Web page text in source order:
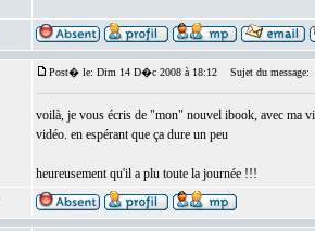
Post� le: Dim 14 D�c 2008 à 18:12 Sujet du message:
voilà, je vous écris de "mon" nouvel ibook, avec ma
vidéo. en espérant que ça dure un peu
heureusement qu'il a plu toute la journée !!!